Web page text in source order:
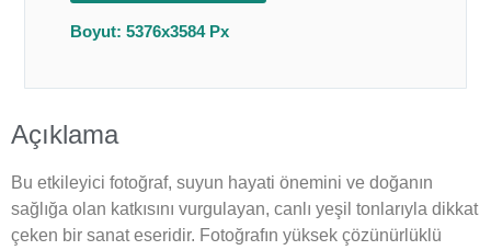
Boyut: 5376x3584 Px
Açıklama
Bu etkileyici fotoğraf, suyun hayati önemini ve doğanın
sağlığa olan katkısını vurgulayan, canlı yeşil tonlarıyla dikkat
çeken bir sanat eseridir. Fotoğrafın yüksek çözünürlüklü